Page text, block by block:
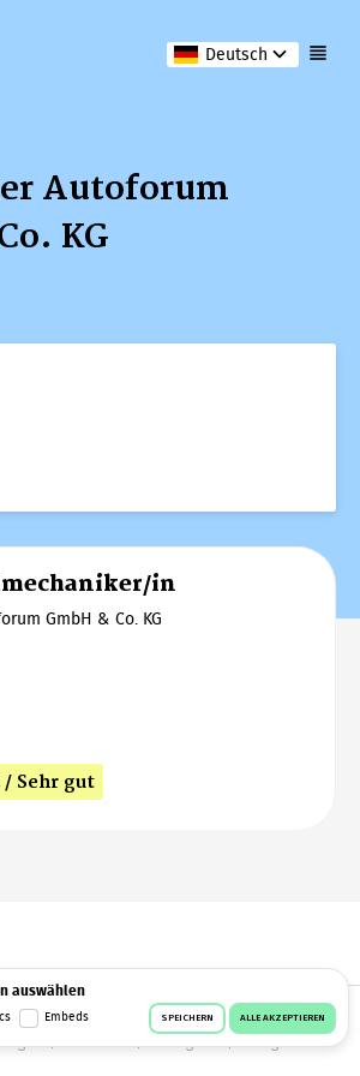
Deutsch
Autoforum
KG
in
GmbH & Co. KG
/ Sehr gut
Datenschutz AGB
Impressum
Facebook Instagram Telegram
auswählen
Embeds SPEICHERN ALLE AKZEPTIEREN